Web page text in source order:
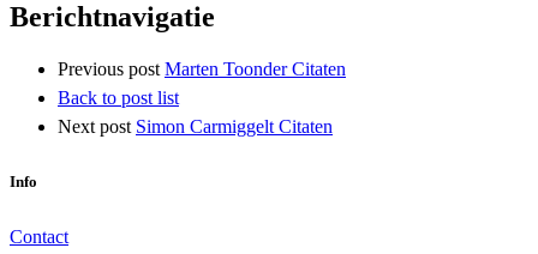
Berichtnavigatie
Previous post Marten Toonder Citaten
Back to post list
Next post Simon Carmiggelt Citaten
Info
Contact